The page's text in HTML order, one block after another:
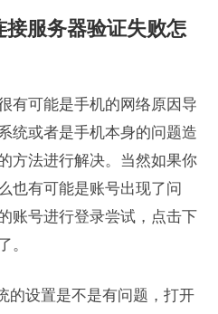
服务器验证失败怎
有可能是手机的网络原因导
统或者是手机本身的问题造
方法进行解决。当然如果你
也有可能是账号出现了问
账号进行登录尝试，点击下
。
的设置是不是有问题，打开